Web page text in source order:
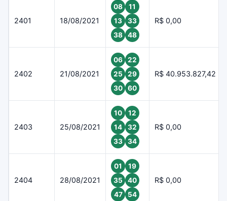
2401 18/08/2021
08
11
13
33
38
48
R$ 0,00
2402 21/08/2021
06
22
25
29
30
60
R$ 40.953.827,42
2403 25/08/2021
10
12
14
32
33
34
R$ 0,00
2404 28/08/2021
01
19
35
40
47
54
R$ 0,00